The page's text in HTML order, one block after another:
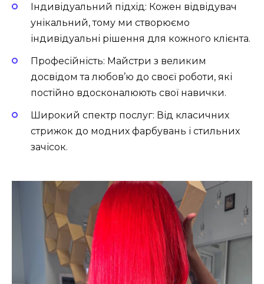
Індивідуальний підхід: Кожен відвідувач
унікальний, тому ми створюємо
індивідуальні рішення для кожного клієнта.
Професійність: Майстри з великим
досвідом та любов’ю до своєї роботи, які
постійно вдосконалюють свої навички.
Широкий спектр послуг: Від класичних
стрижок до модних фарбувань і стильних
зачісок.